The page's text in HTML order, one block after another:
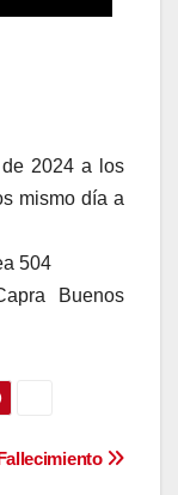
2024 a los
mismo día a
504
Buenos